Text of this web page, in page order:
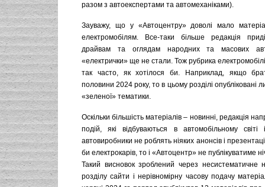
разом з автоекспертами та автомеханіками).
Зауважу, що у «Автоцентру» доволі мало
електромобілям. Все-таки більше редакція
драйвам та оглядам народних та масових
«електрички» ще не стали. Тож рубрика
так часто, як хотілося би. Наприклад, якщо
половини 2024 року, то в цьому розділі опубліковані
«зеленої» тематики.
Оскільки більшість матеріалів – новинні, редакція
подій, які відбуваються в автомобільному
автовиробники не роблять ніяких анонсів і
би електрокарів, то і «Автоцентр» не публікуватиме
Такий висновок зроблений через несистематичне
розділу сайти і нерівномірну часову подачу